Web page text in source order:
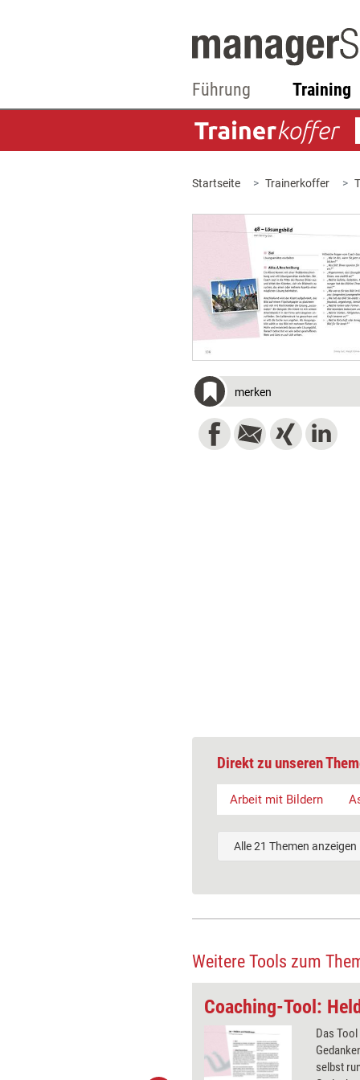
Führung Training
Startseite Trainerkoffer
merken
Direkt zu unseren
Arbeit mit Bildern
Alle 21 Themen anzeigen
Weitere Tools zum
Coaching-Tool:
Das
selbst